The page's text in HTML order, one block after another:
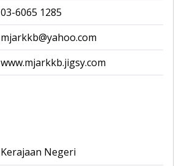
03-6065 1285
mjarkkb@yahoo.com
www.mjarkkb.jigsy.com
Kerajaan Negeri